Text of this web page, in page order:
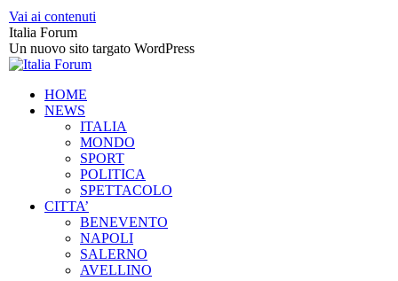
Vai ai contenuti
Italia Forum
Un nuovo sito targato WordPress
HOME
NEWS
ITALIA
MONDO
SPORT
POLITICA
SPETTACOLO
CITTA’
BENEVENTO
NAPOLI
SALERNO
AVELLINO